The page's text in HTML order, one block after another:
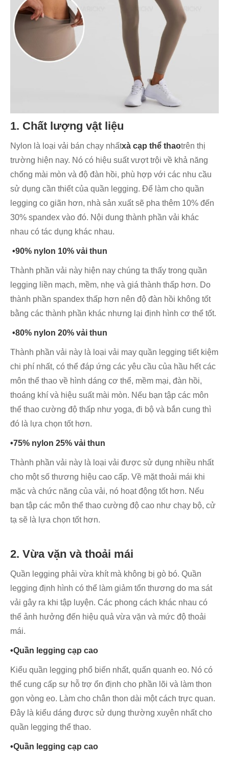
1. Chất lượng vật liệu
Nylon là loại vải bán chạy nhấtxà cạp thể thaotrên thị
trường hiện nay. Nó có hiệu suất vượt trội về khả năng
chống mài mòn và độ đàn hồi, phù hợp với các nhu cầu
sử dụng cần thiết của quần legging. Để làm cho quần
legging co giãn hơn, nhà sản xuất sẽ pha thêm 10% đến
30% spandex vào đó. Nội dung thành phần vải khác
nhau có tác dụng khác nhau.
•90% nylon 10% vải thun
Thành phần vải này hiện nay chúng ta thấy trong quần
legging liền mạch, mềm, nhẹ và giá thành thấp hơn. Do
thành phần spandex thấp hơn nên độ đàn hồi không tốt
bằng các thành phần khác nhưng lại định hình cơ thể tốt.
•80% nylon 20% vải thun
Thành phần vải này là loại vải may quần legging tiết kiệm
chi phí nhất, có thể đáp ứng các yêu cầu của hầu hết các
môn thể thao về hình dáng cơ thể, mềm mại, đàn hồi,
thoáng khí và hiệu suất mài mòn. Nếu bạn tập các môn
thể thao cường độ thấp như yoga, đi bộ và bắn cung thì
đó là lựa chọn tốt hơn.
•75% nylon 25% vải thun
Thành phần vải này là loại vải được sử dụng nhiều nhất
cho một số thương hiệu cao cấp. Về mặt thoải mái khi
mặc và chức năng của vải, nó hoạt động tốt hơn. Nếu
bạn tập các môn thể thao cường độ cao như chạy bộ, cử
tạ sẽ là lựa chọn tốt hơn.
2. Vừa vặn và thoải mái
Quần legging phải vừa khít mà không bị gò bó. Quần
legging định hình có thể làm giảm tổn thương do ma sát
vải gây ra khi tập luyện. Các phong cách khác nhau có
thể ảnh hưởng đến hiệu quả vừa vặn và mức độ thoải
mái.
•Quần legging cạp cao
Kiểu quần legging phổ biến nhất, quấn quanh eo. Nó có
thể cung cấp sự hỗ trợ ổn định cho phần lõi và làm thon
gọn vòng eo. Làm cho chân thon dài một cách trực quan.
Đây là kiểu dáng được sử dụng thường xuyên nhất cho
quần legging thể thao.
•Quần legging cạp cao